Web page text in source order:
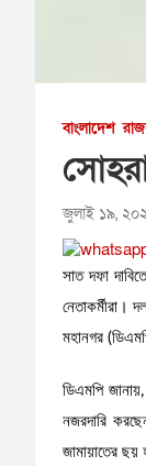
বাংলাদেশ
জুলাই ১৯,
সাত দফা
নেতাকর্মীরা।
মহানগর
ডিএমপি
নজরদারি
জামায়াতের ছয়